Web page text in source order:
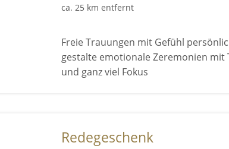
ca. 25 km entfernt
Freie Trauungen mit Gefühl
gestalte emotionale Zeremonien mit
und ganz viel Fokus
Redegeschenk